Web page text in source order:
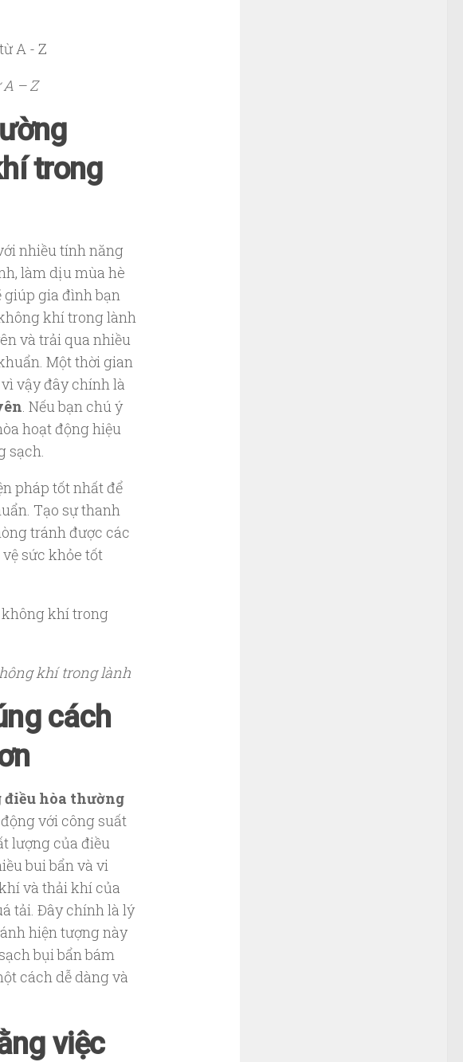
– Z
trong
nhiều tính năng
làm dịu mùa hè
giúp gia đình bạn
khí trong lành
và trải qua nhiều
Một thời gian
vậy đây chính là
. Nếu bạn chú ý
hoạt động hiệu
sạch.
pháp tốt nhất để
Tạo sự thanh
tránh được các
sức khỏe tốt
khí trong lành
cách
điều hòa thường
với công suất
lượng của điều
bui bẩn và vi
và thải khí của
tải. Đây chính là lý
hiện tượng này
bụi bẩn bám
cách dễ dàng và
việc